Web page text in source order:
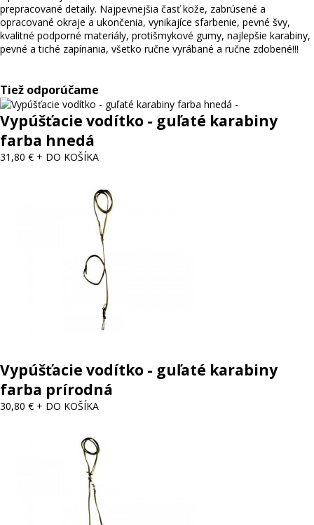
prepracované detaily. Najpevnejšia časť kože, zabrúsené a
opracované okraje a ukončenia, vynikajíce sfarbenie, pevné švy,
kvalitné podporné materiály, protišmykové gumy, najlepšie karabiny,
pevné a tiché zapínania, všetko ručne vyrábané a ručne zdobené!!!
Tiež odporúčame
Vypúšťacie vodítko - guľaté karabiny
farba hnedá
31,80 € + DO KOŠÍKA
Vypúšťacie vodítko - guľaté karabiny
farba prírodná
30,80 € + DO KOŠÍKA